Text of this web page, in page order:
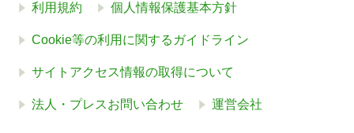
利用規約 個人情報保護基本方針
Cookie等の利用に関するガイドライン
サイトアクセス情報の取得について
法人・プレスお問い合わせ 運営会社